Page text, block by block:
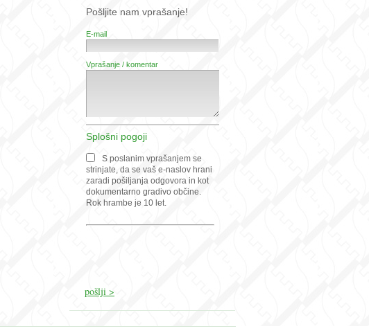
Pošljite nam vprašanje!
E-mail
Vprašanje / komentar
Splošni pogoji
S poslanim vprašanjem se
strinjate, da se vaš e-naslov hrani
zaradi pošiljanja odgovora in kot
dokumentarno gradivo občine.
Rok hrambe je 10 let.